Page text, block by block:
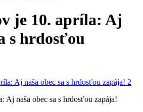
je 10. apríla: Aj
s hrdosťou
Aj naša obec sa s hrdosťou zapája!